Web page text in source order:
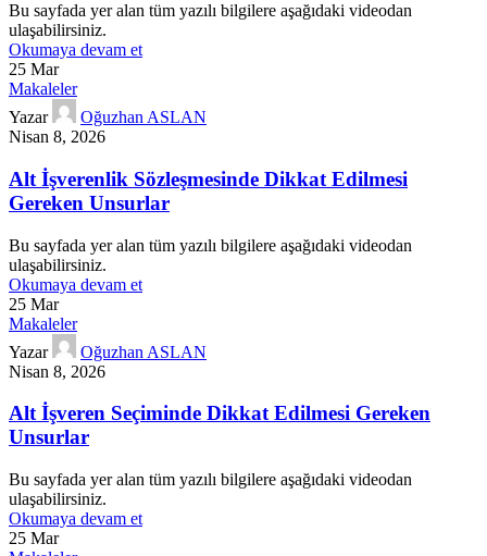
Bu sayfada yer alan tüm yazılı bilgilere aşağıdaki videodan
ulaşabilirsiniz.
Okumaya devam et
25 Mar
Makaleler
Yazar
Oğuzhan ASLAN
Nisan 8, 2026
Alt İşverenlik Sözleşmesinde Dikkat Edilmesi
Gereken Unsurlar
Bu sayfada yer alan tüm yazılı bilgilere aşağıdaki videodan
ulaşabilirsiniz.
Okumaya devam et
25 Mar
Makaleler
Yazar
Oğuzhan ASLAN
Nisan 8, 2026
Alt İşveren Seçiminde Dikkat Edilmesi Gereken
Unsurlar
Bu sayfada yer alan tüm yazılı bilgilere aşağıdaki videodan
ulaşabilirsiniz.
Okumaya devam et
25 Mar